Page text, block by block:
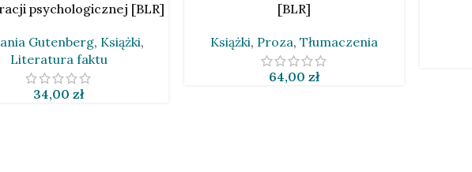
psychologicznej [BLR]
Gutenberg, Książki,
Literatura faktu
34,00 zł
[BLR]
Książki, Proza, Tłumaczenia
64,00 zł